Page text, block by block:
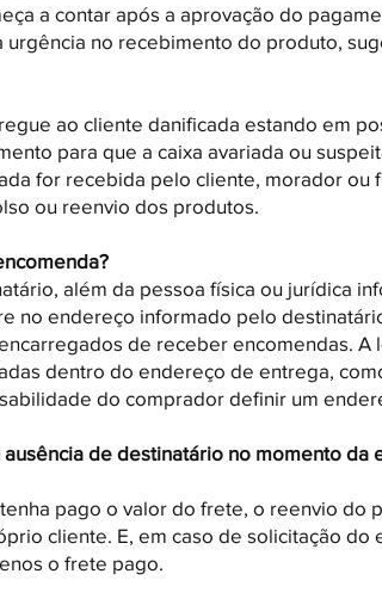
a contar após a aprovação do
urgência no recebimento do produto,
ao cliente danificada estando em
para que a caixa avariada ou
for recebida pelo cliente, morador
ou reenvio dos produtos.
além da pessoa física ou jurídica
no endereço informado pelo
de receber encomendas.
dentro do endereço de entrega,
do comprador definir um
de destinatário no momento
pago o valor do frete, o reenvio do
cliente. E, em caso de solicitação
o frete pago.